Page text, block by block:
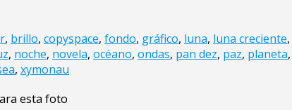
, brillo, copyspace, fondo, gráfico, luna, luna creciente,
, noche, novela, océano, ondas, pan dez, paz, planeta,
, xymonau
esta foto